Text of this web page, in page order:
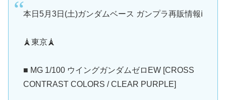
本日5月3日(土)ガンダムベース ガンプラ再販情報ℹ️
🗼東京🗼
■ MG 1/100 ウイングガンダムゼロEW [CROSS
CONTRAST COLORS / CLEAR PURPLE]